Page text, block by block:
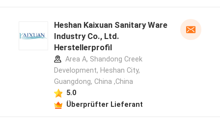
Heshan Kaixuan Sanitary Ware
Industry Co., Ltd.
Herstellerprofil
Area A, Shandong Creek
Development, Heshan City,
Guangdong, China ,China
5.0
Überprüfter Lieferant